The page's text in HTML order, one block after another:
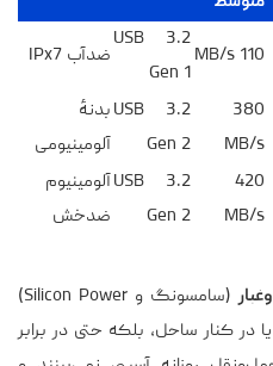
110 MB/s
USB 3.2
Gen 1
ضدآب IPx7
380
MB/s
USB 3.2
Gen 2
بدنهٔ
آلومینیومی
420
MB/s
USB 3.2
Gen 2
آلومینیوم
ضدخش
(سامسونگ و Silicon Power)
در کنار ساحل، بلکه حتی در برابر